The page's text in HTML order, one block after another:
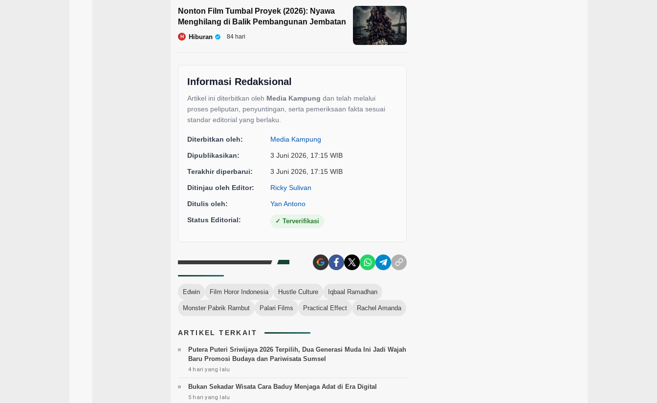
Nonton Film Tumbal Proyek (2026): Nyawa
Menghilang di Balik Pembangunan Jembatan
H Hiburan 84 hari
Informasi Redaksional
Artikel ini diterbitkan oleh Media Kampung dan telah melalui
proses peliputan, penyuntingan, serta pemeriksaan fakta sesuai
standar editorial yang berlaku.
Diterbitkan oleh: Media Kampung
Dipublikasikan: 3 Juni 2026, 17:15 WIB
Terakhir diperbarui: 3 Juni 2026, 17:15 WIB
Ditinjau oleh Editor: Ricky Sulivan
Ditulis oleh: Yan Antono
Status Editorial: ✓ Terverifikasi
Edwin Film Horor Indonesia Hustle Culture Iqbaal Ramadhan
Monster Pabrik Rambut Palari Films Practical Effect Rachel Amanda
ARTIKEL TERKAIT
Putera Puteri Sriwijaya 2026 Terpilih, Dua Generasi Muda Ini Jadi Wajah
Baru Promosi Budaya dan Pariwisata Sumsel
4 hari yang lalu
Bukan Sekadar Wisata Cara Baduy Menjaga Adat di Era Digital
5 hari yang lalu